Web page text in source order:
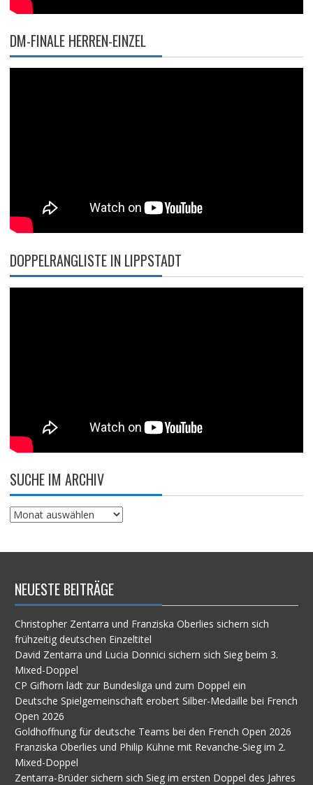
DM-FINALE HERREN-EINZEL
DOPPELRANGLISTE IN LIPPSTADT
SUCHE IM ARCHIV
Suche
NEUESTE BEITRÄGE
Christopher Zentarra und Franziska Oberlies sichern sich
frühzeitig deutschen Einzeltitel
David Zentarra und Lucia Donnici sichern sich Sieg beim 3.
Mixed-Doppel
CP Gifhorn lädt zur Bundesliga und zum Doppel ein
Deutsche Spielgemeinschaft erobert Silber-Medaille bei French
Open 2026
Goldhoffnung für deutsche Teams bei den French Open 2026
Franziska Oberlies und Philip Kühne mit Revanche-Sieg im 2.
Mixed-Doppel
Zentarra-Brüder sichern sich Sieg im ersten Doppel des Jahres